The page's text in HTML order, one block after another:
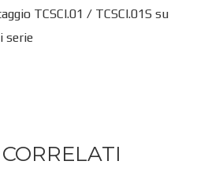
TCSCI.01 / TCSCI.01S su
serie